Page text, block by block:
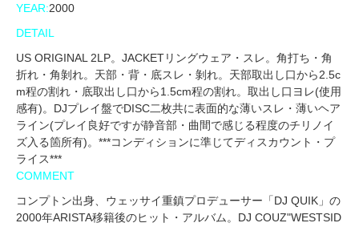
YEAR:2000
DETAIL
US ORIGINAL 2LP。JACKETリングウェア・スレ。角打ち・角
折れ・角剝れ。天部・背・底スレ・剝れ。天部取出し口から2.5c
m程の割れ・底取出し口から1.5cm程の割れ。取出し口ヨレ(使用
感有)。DJプレイ盤でDISC二枚共に表面的な薄いスレ・薄いヘア
ライン(プレイ良好ですが静音部・曲間で感じる程度のチリノイ
ズ入る箇所有)。***コンディションに準じてディスカウント・プ
ライス***
COMMENT
コンプトン出身、ウェッサイ重鎮プロデューサー「DJ QUIK」の
2000年ARISTA移籍後のヒット・アルバム。DJ COUZ"WESTSID